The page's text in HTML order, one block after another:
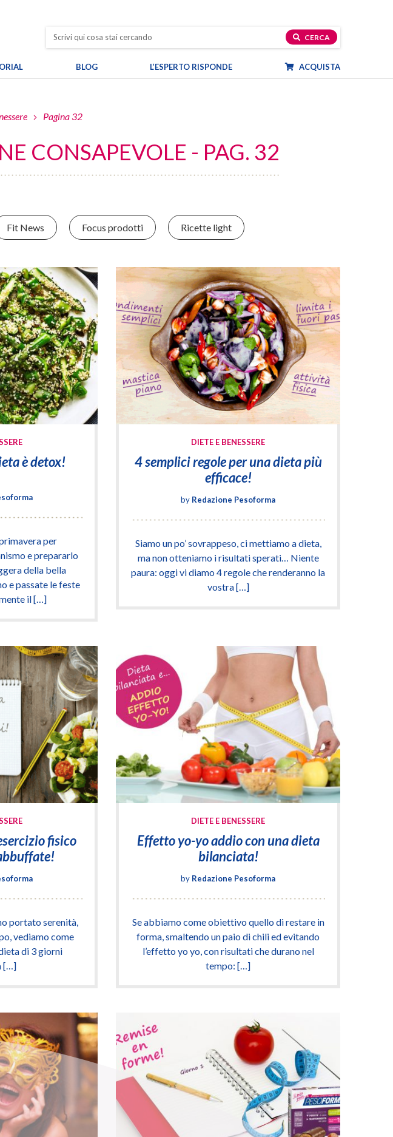
CERCA
BLOG L’ESPERTO RISPONDE ACQUISTA
Pagina 32
CONSAPEVOLE - PAG. 32
Fit News Focus prodotti Ricette light
è detox!
per
e prepararlo
della bella
e passate le feste
il […]
DIETE E BENESSERE
4 semplici regole per una dieta più
efficace!
by Redazione Pesoforma
Siamo un po’ sovrappeso, ci mettiamo a dieta,
ma non otteniamo i risultati sperati… Niente
paura: oggi vi diamo 4 regole che renderanno la
vostra […]
fisico
portato serenità,
vediamo come
di 3 giorni
[…]
DIETE E BENESSERE
Effetto yo-yo addio con una dieta
bilanciata!
by Redazione Pesoforma
Se abbiamo come obiettivo quello di restare in
forma, smaltendo un paio di chili ed evitando
l’effetto yo yo, con risultati che durano nel
tempo: […]